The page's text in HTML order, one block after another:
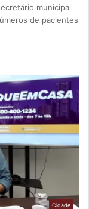
municipal
de pacientes
Cidade